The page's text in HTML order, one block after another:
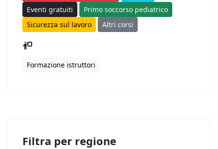
Eventi gratuiti
Primo soccorso pediatrico
Sicurezza sul lavoro
Altri corsi
Formazione istruttori
Filtra per regione